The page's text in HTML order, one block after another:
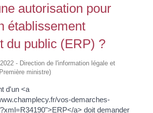
autorisation pour
établissement
du public (ERP) ?
- Direction de l'information légale et
ministre)
d'un <a
vos-demarches-
a> doit demander